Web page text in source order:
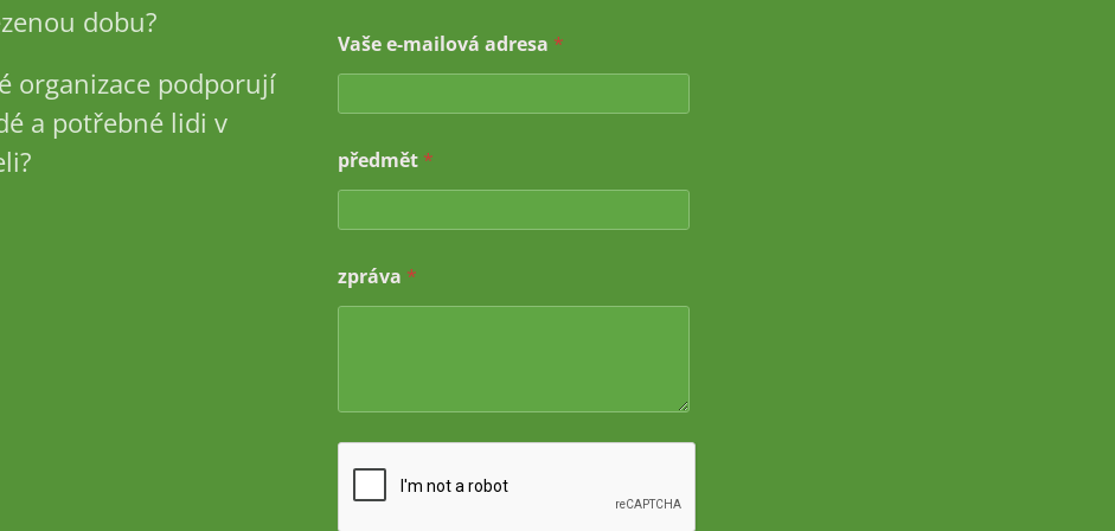
dobu?
organizace podporují
a potřebné lidi v
Vaše e-mailová adresa *
předmět *
zpráva *